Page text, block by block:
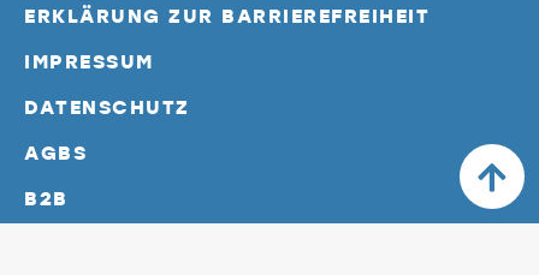
ERKLÄRUNG ZUR BARRIEREFREIHEIT
IMPRESSUM
DATENSCHUTZ
AGBS
B2B